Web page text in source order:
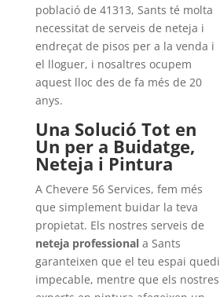
població de 41313, Sants té molta
necessitat de serveis de neteja i
endreçat de pisos per a la venda i
el lloguer, i nosaltres ocupem
aquest lloc des de fa més de 20
anys.
Una Solució Tot en
Un per a Buidatge,
Neteja i Pintura
A Chevere 56 Services, fem més
que simplement buidar la teva
propietat. Els nostres serveis de
neteja professionala Sants
garanteixen que el teu espai quedi
impecable, mentre que els nostres